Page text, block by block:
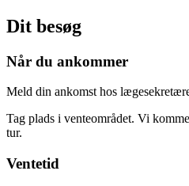
Dit besøg
Når du ankommer
Meld din ankomst hos
Tag plads i venteområdet. Vi
tur.
Ventetid